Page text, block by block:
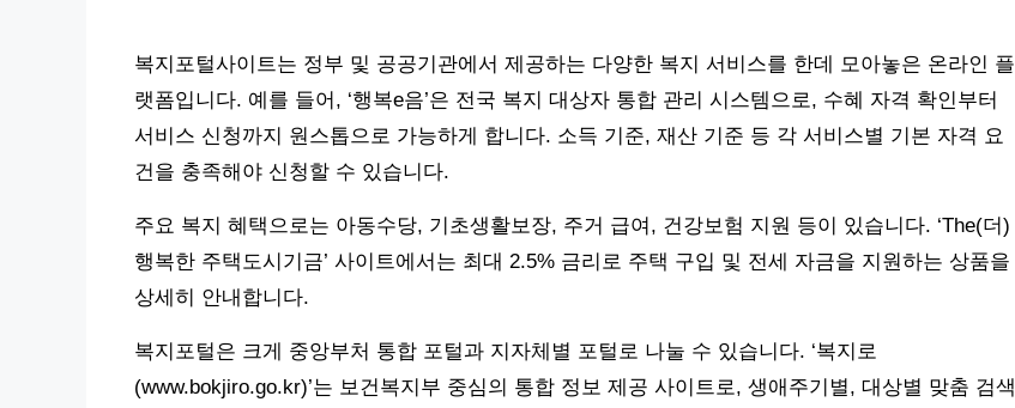
복지포털사이트는 정부 및 공공기관에서 제공하는 다양한 복지 서비스를 한데 모아놓은 온라인 플
랫폼입니다. 예를 들어, ‘행복e음’은 전국 복지 대상자 통합 관리 시스템으로, 수혜 자격 확인부터
서비스 신청까지 원스톱으로 가능하게 합니다. 소득 기준, 재산 기준 등 각 서비스별 기본 자격 요
건을 충족해야 신청할 수 있습니다.
주요 복지 혜택으로는 아동수당, 기초생활보장, 주거 급여, 건강보험 지원 등이 있습니다. ‘The(더)
행복한 주택도시기금’ 사이트에서는 최대 2.5% 금리로 주택 구입 및 전세 자금을 지원하는 상품을
상세히 안내합니다.
복지포털은 크게 중앙부처 통합 포털과 지자체별 포털로 나눌 수 있습니다. ‘복지로
(www.bokjiro.go.kr)’는 보건복지부 중심의 통합 정보 제공 사이트로, 생애주기별, 대상별 맞춤 검색